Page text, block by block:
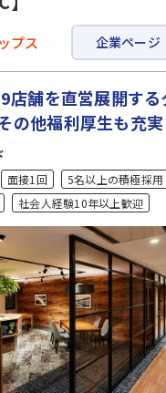
プス 企業ページ
店舗を直営展開す
の他福利厚生も充実
面接1回
5名以上の積極採用
社会人経験10年以上歓迎